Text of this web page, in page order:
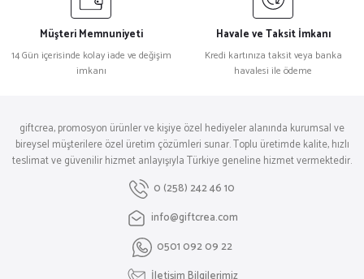
Müşteri Memnuniyeti
14 Gün içerisinde kolay iade ve değişim
imkanı
Havale ve Taksit İmkanı
Kredi kartınıza taksit veya banka
havalesi ile ödeme
giftcrea, promosyon ürünler ve kişiye özel hediyeler alanında kurumsal ve
bireysel müşterilere özel üretim çözümleri sunar. Toplu üretimde kalite, hızlı
teslimat ve güvenilir hizmet anlayışıyla Türkiye geneline hizmet vermektedir.
0 (258) 242 46 10
info@giftcrea.com
0501 092 09 22